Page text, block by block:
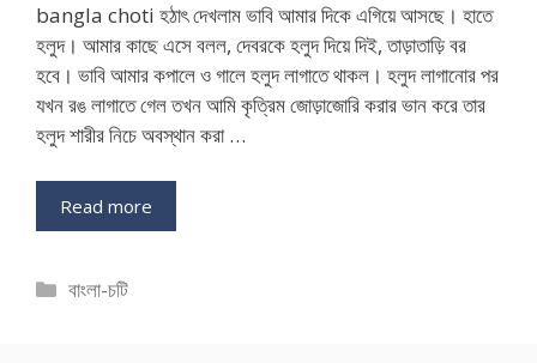
bangla choti হঠাৎ দেখলাম ভাবি আমার দিকে এগিয়ে আসছে। হাতে
হলুদ। আমার কাছে এসে বলল, দেবরকে হলুদ দিয়ে দিই, তাড়াতাড়ি বর
হবে। ভাবি আমার কপালে ও গালে হলুদ লাগাতে থাকল। হলুদ লাগানোর পর
যখন রঙ লাগাতে গেল তখন আমি কৃত্রিম জোড়াজোরি করার ভান করে তার
হলুদ শারীর নিচে অবস্থান করা …
Read more
Categories
বাংলা-চটি